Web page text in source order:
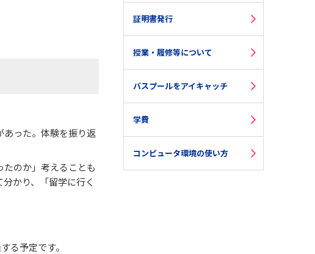
あった。体験を振り返
のか」考えることも
かり、「留学に行く
る予定です。
証明書発行
授業・履修等について
バスプールをアイキャッチ
学費
コンピュータ環境の使い方